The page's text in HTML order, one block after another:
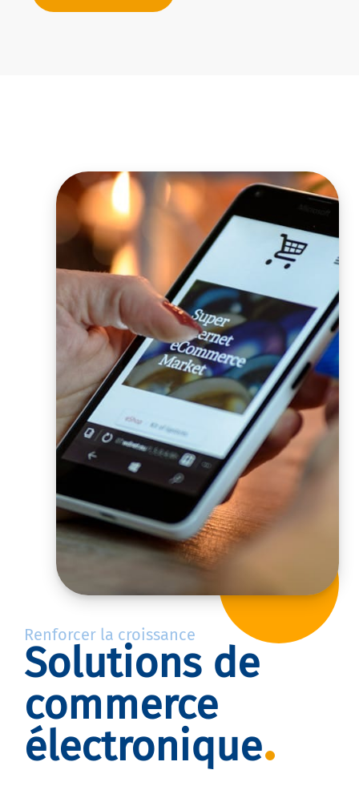
Renforcer la croissance
Solutions de
commerce
électronique